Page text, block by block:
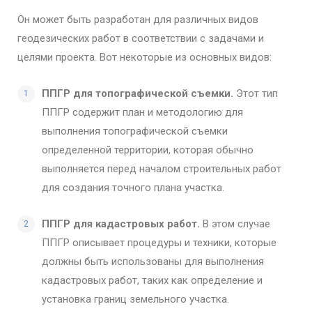
Он может быть разработан для различных видов
геодезических работ в соответствии с задачами и
целями проекта. Вот некоторые из основных видов:
ППГР для топографической съемки. Этот тип
ППГР содержит план и методологию для
выполнения топографической съемки
определенной территории, которая обычно
выполняется перед началом строительных работ
для создания точного плана участка.
ППГР для кадастровых работ. В этом случае
ППГР описывает процедуры и техники, которые
должны быть использованы для выполнения
кадастровых работ, таких как определение и
установка границ земельного участка.